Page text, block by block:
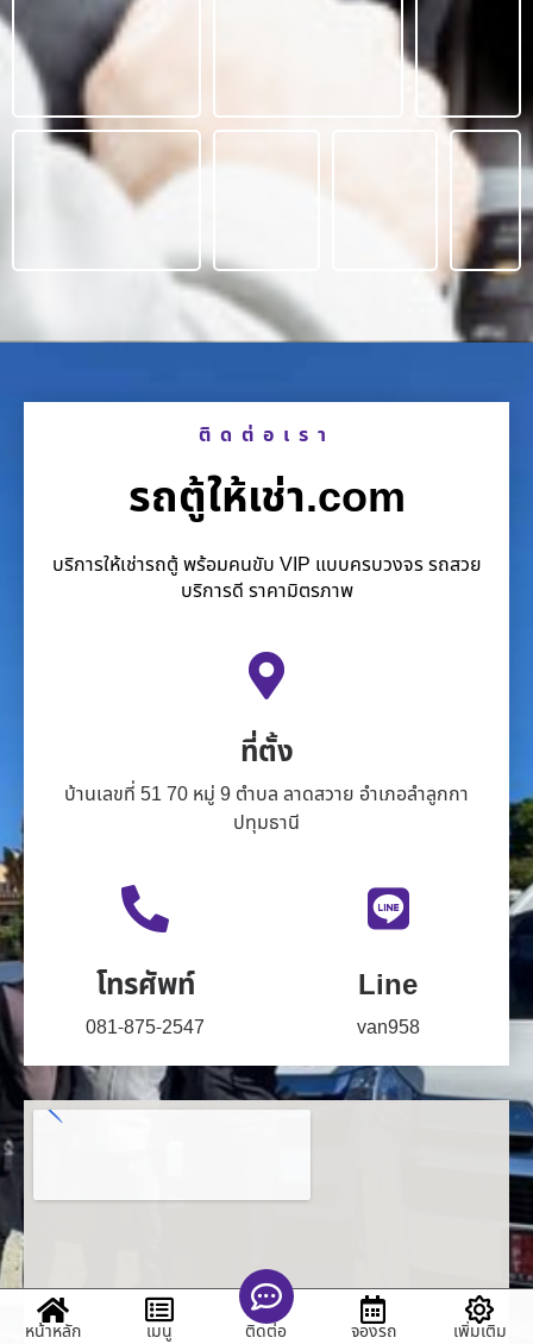
ติดต่อเรา
รถตู้ให้เช่า.com
บริการให้เช่ารถตู้ พร้อมคนขับ VIP แบบครบวงจร รถสวย
บริการดี ราคามิตรภาพ
ที่ตั้ง
บ้านเลขที่ 51 70 หมู่ 9 ตำบล ลาดสวาย อำเภอลำลูกกา
ปทุมธานี
โทรศัพท์
081-875-2547
Line
van958
หน้าหลัก เมนู ติดต่อ จองรถ เพิ่มเติม